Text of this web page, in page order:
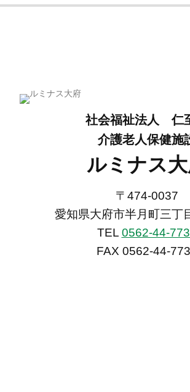
社会福祉法人 仁
介護老人保健施
ルミナス
〒474-0037
愛知県大府市半月町三丁
TEL 0562-44-
FAX 0562-44-